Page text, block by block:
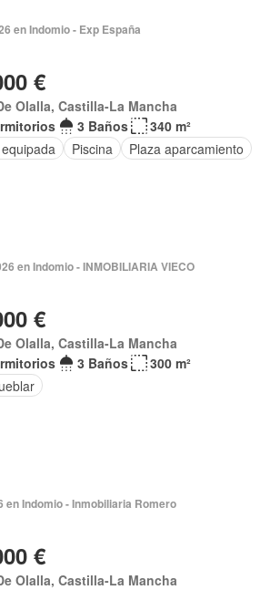
en Indomio - Exp España
€
Olalla, Castilla-La Mancha
3 Baños
340 m²
Piscina Plaza aparcamiento
en Indomio - INMOBILIARIA VIECO
€
Olalla, Castilla-La Mancha
3 Baños
300 m²
en Indomio - Inmobiliaria Romero
€
Olalla, Castilla-La Mancha